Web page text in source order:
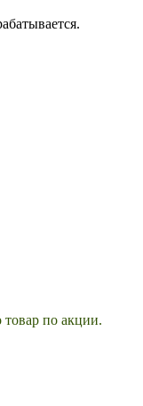
товар по акции.